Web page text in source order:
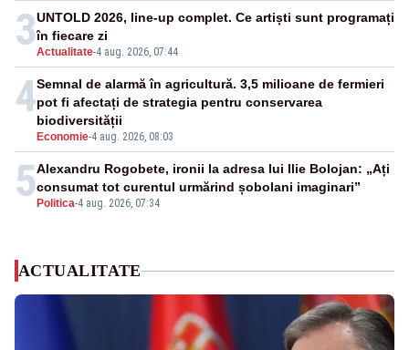
3Actualitate-4 aug. 2026, 07:44
UNTOLD 2026, line-up complet. Ce artiști sunt programați
în fiecare zi
4
Economie-4 aug. 2026, 08:03
Semnal de alarmă în agricultură. 3,5 milioane de fermieri
pot fi afectați de strategia pentru conservarea
biodiversității
5 Politica-4 aug. 2026, 07:34
Alexandru Rogobete, ironii la adresa lui Ilie Bolojan: „Ați
consumat tot curentul urmărind șobolani imaginari”
ACTUALITATE